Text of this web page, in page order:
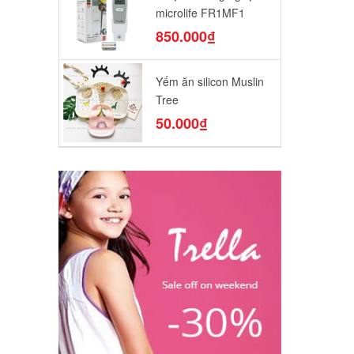
microlife FR1MF1
850.000₫
Yếm ăn silicon Muslin
Tree
50.000₫